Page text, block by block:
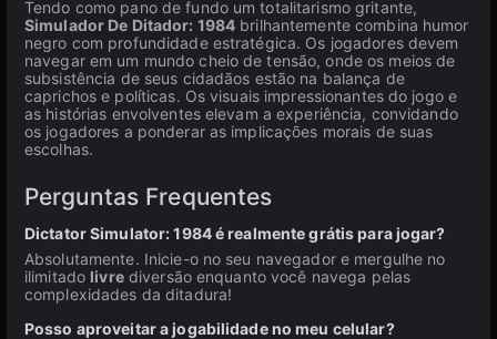
Tendo como pano de fundo um totalitarismo gritante,
Simulador De Ditador: 1984 brilhantemente combina humor
negro com profundidade estratégica. Os jogadores devem
navegar em um mundo cheio de tensão, onde os meios de
subsistência de seus cidadãos estão na balança de
caprichos e políticas. Os visuais impressionantes do jogo e
as histórias envolventes elevam a experiência, convidando
os jogadores a ponderar as implicações morais de suas
escolhas.
Perguntas Frequentes
Dictator Simulator: 1984 é realmente grátis para jogar?
Absolutamente. Inicie-o no seu navegador e mergulhe no
ilimitado livrediversão enquanto você navega pelas
complexidades da ditadura!
Posso aproveitar a jogabilidade no meu celular?